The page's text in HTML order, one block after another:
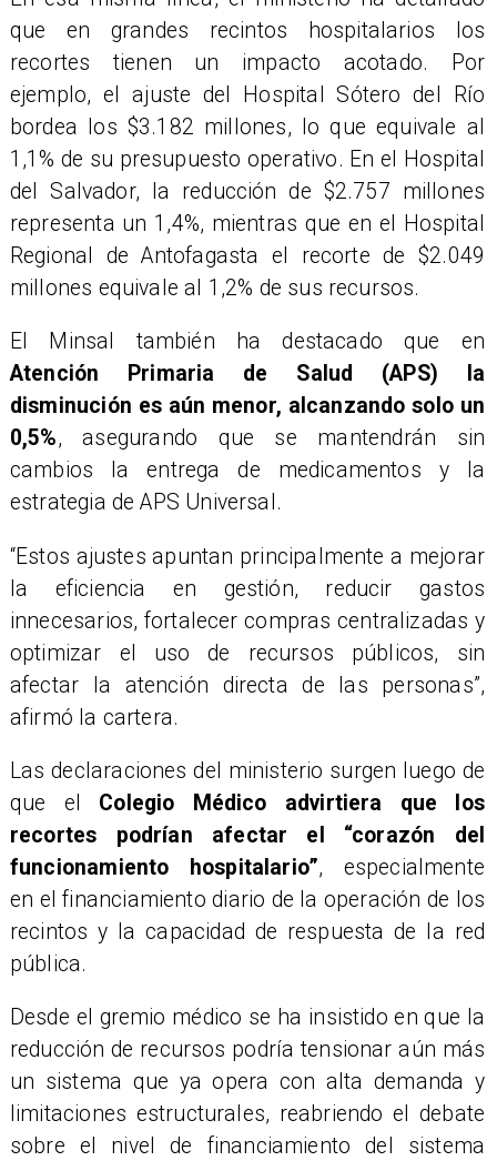
que en grandes recintos hospitalarios los
recortes tienen un impacto acotado. Por
ejemplo, el ajuste del Hospital Sótero del Río
bordea los $3.182 millones, lo que equivale al
1,1% de su presupuesto operativo. En el Hospital
del Salvador, la reducción de $2.757 millones
representa un 1,4%, mientras que en el Hospital
Regional de Antofagasta el recorte de $2.049
millones equivale al 1,2% de sus recursos.
El Minsal también ha destacado que en
Atención Primaria de Salud (APS) la
disminución es aún menor, alcanzando solo un
0,5%, asegurando que se mantendrán sin
cambios la entrega de medicamentos y la
estrategia de APS Universal.
“Estos ajustes apuntan principalmente a mejorar
la eficiencia en gestión, reducir gastos
innecesarios, fortalecer compras centralizadas y
optimizar el uso de recursos públicos, sin
afectar la atención directa de las personas”,
afirmó la cartera.
Las declaraciones del ministerio surgen luego de
que el Colegio Médico advirtiera que los
recortes podrían afectar el “corazón del
funcionamiento hospitalario”, especialmente
en el financiamiento diario de la operación de los
recintos y la capacidad de respuesta de la red
pública.
Desde el gremio médico se ha insistido en que la
reducción de recursos podría tensionar aún más
un sistema que ya opera con alta demanda y
limitaciones estructurales, reabriendo el debate
sobre el nivel de financiamiento del sistema